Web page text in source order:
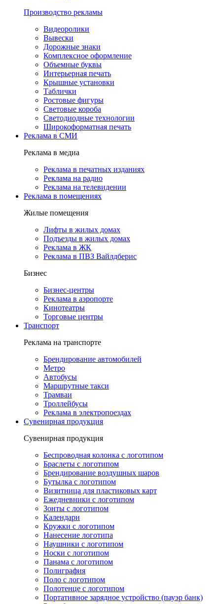
Производство рекламы
Видеоролики
Вывески
Дорожные знаки
Комплексное оформление
Объемные буквы
Интерьерная печать
Крышные установки
Таблички
Ростовые фигуры
Световые короба
Светодиодные технологии
Широкоформатная печать
Реклама в СМИ
Реклама в медиа
Реклама в печатных изданиях
Реклама на радио
Реклама на телевидении
Реклама в помещениях
Жилые помещения
Лифты в жилых домах
Подъезды в жилых домах
Реклама в ЖК
Реклама в ПВЗ Вайлдберис
Бизнес
Бизнес-центры
Реклама в аэропорте
Кинотеатры
Торговые центры
Транспорт
Реклама на транспорте
Брендирование автомобилей
Метро
Автобусы
Маршрутные такси
Трамваи
Троллейбусы
Реклама в электропоездах
Сувенирная продукция
Сувенирная продукция
Беспроводная колонка с логотипом
Браслеты с логотипом
Брендирование воздушных шаров
Бутылка с логотипом
Визитница для пластиковых карт
Ежедневники с логотипом
Зонты с логотипом
Календари
Кружки с логотипом
Нанесение логотипа
Наушники с логотипом
Носки с логотипом
Панама с логотипом
Полиграфия
Поло с логотипом
Полотенце с логотипом
Портативное зарядное устройство (пауэр банк)